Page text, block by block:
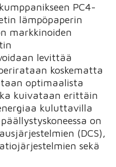
PC4-
lämpöpaperin
markkinoiden
levittää
koskematta
optimaalista
kuivataan erittäin
kuluttavilla
on
(DCS),
sekä